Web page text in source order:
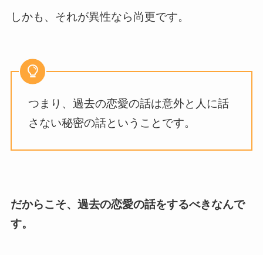
しかも、それが異性なら尚更です。
つまり、過去の恋愛の話は意外と人に話
さない秘密の話ということです。
だからこそ、過去の恋愛の話をするべきなんで
す。